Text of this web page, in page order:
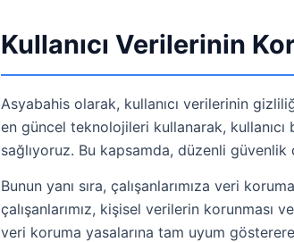
Kullanıcı Verilerinin
Asyabahis olarak, kullanıcı verilerinin
en güncel teknolojileri kullanarak,
sağlıyoruz. Bu kapsamda, düzenli
Bunun yanı sıra, çalışanlarımıza veri
çalışanlarımız, kişisel verilerin
veri koruma yasalarına tam uyum